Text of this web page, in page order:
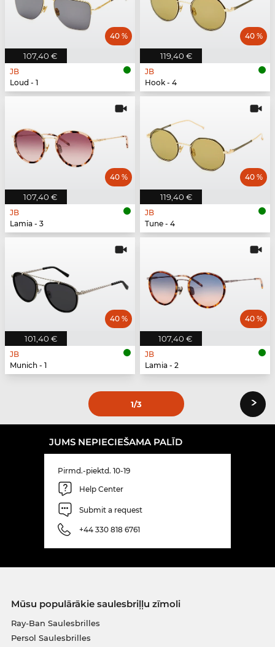
107,40 €
40 %
JB
Loud - 1
119,40 €
40 %
JB
Hook - 4
107,40 €
40 %
JB
Lamia - 3
119,40 €
40 %
JB
Tune - 4
101,40 €
40 %
JB
Munich - 1
107,40 €
40 %
JB
Lamia - 2
1/3 ›
JUMS NEPIECIEŠAMA PALĪD
Pirmd.-piektd. 10-19
Help Center
Submit a request
+44 330 818 6761
Mūsu populārākie saulesbriļļu zīmoli
Ray-Ban Saulesbrilles
Persol Saulesbrilles